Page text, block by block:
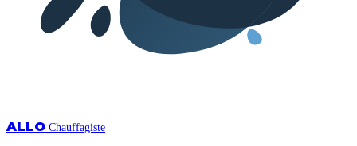
ALLO Chauffagiste